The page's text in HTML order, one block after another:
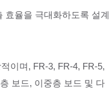
업체
효율을 극대화하도록 설계
이며, FR-3, FR-4, FR-5,
보드, 이중층 보드 및 다